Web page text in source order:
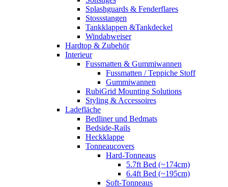
Splashguards & Fenderflares
Stossstangen
Tankklappen &Tankdeckel
Windabweiser
Hardtop & Zubehör
Interieur
Fussmatten & Gummiwannen
Fussmatten / Teppiche Stoff
Gummiwannen
RubiGrid Mounting Solutions
Styling & Accessoires
Ladefläche
Bedliner und Bedmats
Bedside-Rails
Heckklappe
Tonneaucovers
Hard-Tonneaus
5.7ft Bed (~174cm)
6.4ft Bed (~195cm)
Soft-Tonneaus